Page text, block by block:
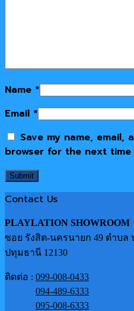
Name *
Email *
Save my name, email,
browser for the next time
Contact Us
PLAYLATION SHOWROOM
ซอย รังสิต-นครนายก 49 ตำบล
ปทุมธานี 12130
ติดต่อ : 099-008-0433
094-489-6333
095-008-6333